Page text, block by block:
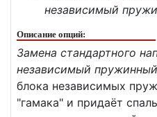
независимый
Описание опций:
Замена стандартного
независимый
блока независимых
"гамака" и придаёт